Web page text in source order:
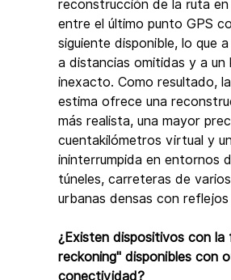
reconstrucción de la ruta
entre el último punto GPS
siguiente disponible, lo que
a distancias omitidas y a un
inexacto. Como resultado,
estima ofrece una
más realista, una mayor
cuentakilómetros virtual y
ininterrumpida en entornos
túneles, carreteras de
urbanas densas con reflejos
¿Existen dispositivos con la
reckoning" disponibles con
conectividad?